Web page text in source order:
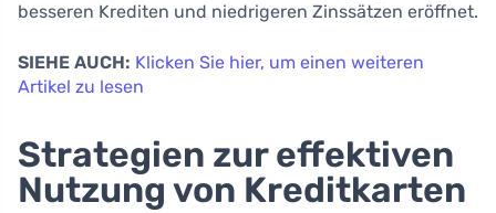
besseren Krediten und niedrigeren Zinssätzen eröffnet.
SIEHE AUCH: Klicken Sie hier, um einen weiteren
Artikel zu lesen
Strategien zur effektiven
Nutzung von Kreditkarten